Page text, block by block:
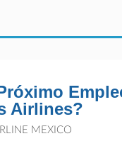
Airlines?
MEXICO